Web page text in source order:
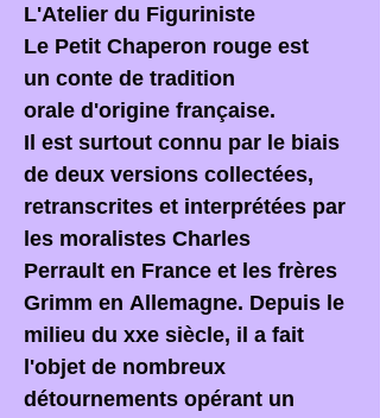
L'Atelier du Figuriniste
Le Petit Chaperon rouge est
un conte de tradition
orale d'origine française.
Il est surtout connu par le biais
de deux versions collectées,
retranscrites et interprétées par
les moralistes Charles
Perrault en France et les frères
Grimm en Allemagne. Depuis le
milieu du xxe siècle, il a fait
l'objet de nombreux
détournements opérant un